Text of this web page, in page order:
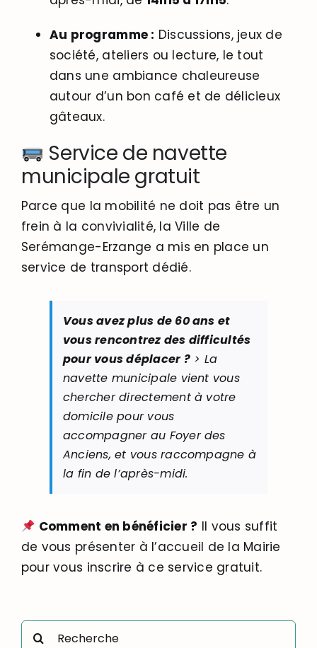
Au programme : Discussions, jeux de
société, ateliers ou lecture, le tout
dans une ambiance chaleureuse
autour d’un bon café et de délicieux
gâteaux.
Service de navette
municipale gratuit
Parce que la mobilité ne doit pas être un
frein à la convivialité, la Ville de
Serémange-Erzange a mis en place un
service de transport dédié.
Vous avez plus de 60 ans et
vous rencontrez des difficultés
pour vous déplacer ?> La
navette municipale vient vous
chercher directement à votre
domicile pour vous
accompagner au Foyer des
Anciens, et vous raccompagne à
la fin de l’après-midi.
Comment en bénéficier ? Il vous suffit
de vous présenter à l’accueil de la Mairie
pour vous inscrire à ce service gratuit.
Rechercher: